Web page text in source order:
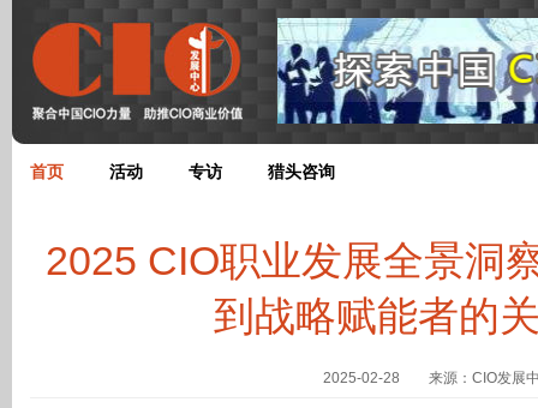
首页 活动 专访 猎头咨询
2025 CIO职业发展全景洞
到战略赋能者的
2025-02-28 来源：CIO发展